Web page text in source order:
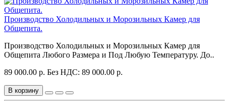
Производство Холодильных и Морозильных Камер для
Общепита.
Производство Холодильных и Морозильных Камер для
Общепита Любого Размера и Под Любую Температуру. До..
89 000.00 р. Без НДС: 89 000.00 р.
В корзину